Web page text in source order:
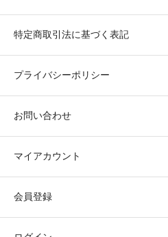
特定商取引法に基づく表記
プライバシーポリシー
お問い合わせ
マイアカウント
会員登録